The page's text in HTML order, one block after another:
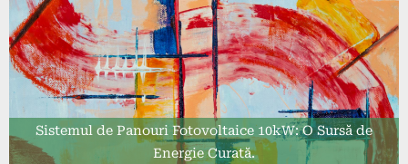
Sistemul de Panouri Fotovoltaice 10kW: O Sursă de
Energie Curată.